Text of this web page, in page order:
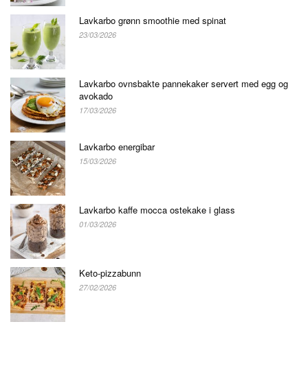
Lavkarbo grønn smoothie med spinat
23/03/2026
Lavkarbo ovnsbakte pannekaker servert med egg og
avokado
17/03/2026
Lavkarbo energibar
15/03/2026
Lavkarbo kaffe mocca ostekake i glass
01/03/2026
Keto-pizzabunn
27/02/2026